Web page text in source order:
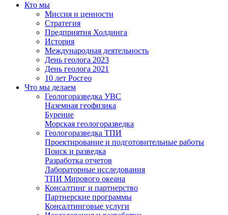
Кто мы
Миссия и ценности
Стратегия
Предприятия Холдинга
История
Международная деятельность
День геолога 2023
День геолога 2021
10 лет Росгео
Что мы делаем
Геологоразведка УВС
Наземная геофизика
Бурение
Морская геологоразведка
Геологоразведка ТПИ
Проектирование и подготовительные работы
Поиск и разведка
Разработка отчетов
Лабораторные исследования
ТПИ Мирового океана
Консалтинг и партнерство
Партнерские программы
Консалтинговые услуги